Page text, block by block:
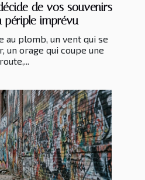
de vos souvenirs
périple imprévu
au plomb, un vent qui se
un orage qui coupe une
route,...